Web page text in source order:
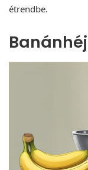
étrendbe.